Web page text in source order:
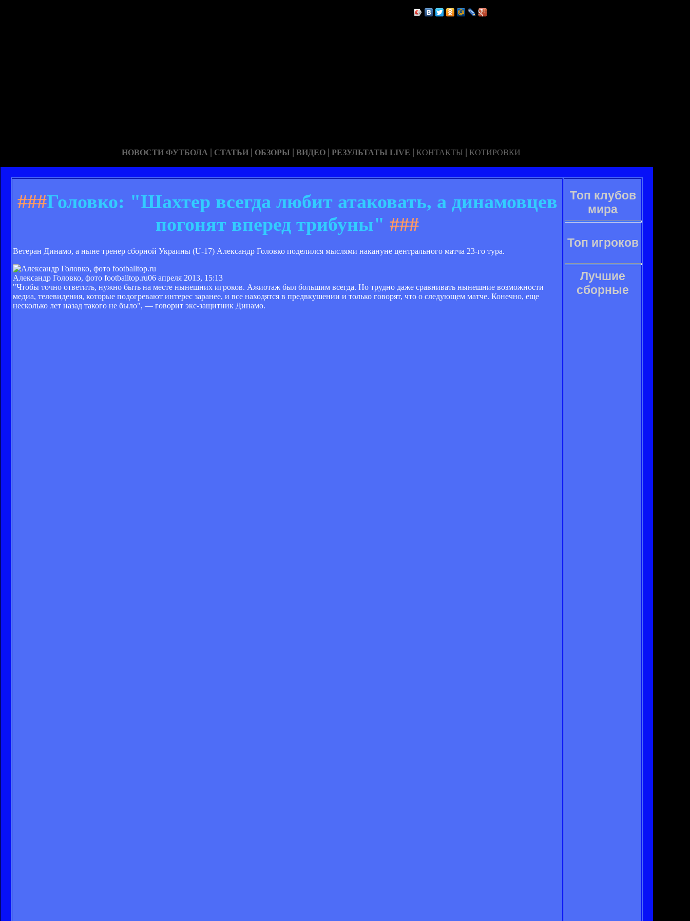
НОВОСТИ ФУТБОЛА | СТАТЬИ | ОБЗОРЫ | ВИДЕО | РЕЗУЛЬТАТЫ LIVE | КОНТАКТЫ | КОТИРОВКИ
###Головко: "Шахтер всегда любит атаковать, а динамовцев
погонят вперед трибуны" ###
Ветеран Динамо, а ныне тренер сборной Украины (U-17) Александр Головко поделился мыслями накануне центрального матча 23-го тура.
Александр Головко, фото footballtop.ru06 апреля 2013, 15:13
"Чтобы точно ответить, нужно быть на месте нынешних игроков. Ажиотаж был большим всегда. Но трудно даже сравнивать нынешние возможности
медиа, телевидения, которые подогревают интерес заранее, и все находятся в предвкушении и только говорят, что о следующем матче. Конечно, еще
несколько лет назад такого не было", — говорит экс-защитник Динамо.
Топ клубов
мира
Топ игроков
Лучшие
сборные